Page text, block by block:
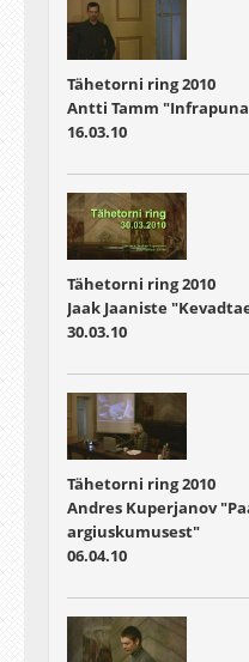
Tähetorni ring 2010
Antti Tamm
16.03.10
Tähetorni ring 2010
Jaak Jaaniste
30.03.10
Tähetorni ring 2010
Andres Kuperjanov
argiuskumusest"
06.04.10